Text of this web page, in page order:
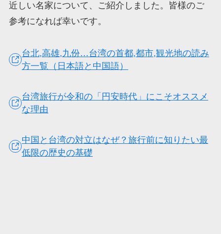
近しい名家について、ご紹介しました。皆様のご
参考になれば幸いです。
台北,高雄,九份…台湾の首都,都市,観光地の読み
方一覧（日本語と中国語）
台湾旅行が令和の「円安時代」にこそオススメ
な理由
中国と台湾の対立はなぜ？旅行前に知りたい最
低限の歴史の基礎